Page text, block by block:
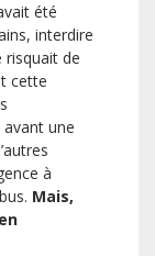
été
interdire
de
cette
une
à
Mais,